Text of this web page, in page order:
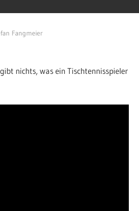
Fangmeier
nichts, was ein Tischtennisspieler